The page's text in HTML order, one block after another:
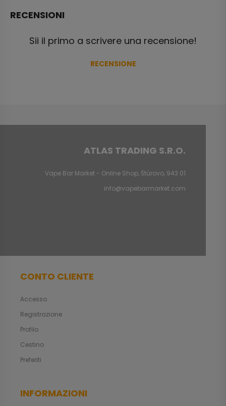
RECENSIONI
Sii il primo a scrivere una recensione!
RECENSIONE
ATLAS TRADING S.R.O.
Vape Bar Market - Online Shop, Štúrovo, 943 01
info@vapebarmarket.com
CONTO CLIENTE
Accesso
Registrazione
Profilo
Cestino
Preferiti
INFORMAZIONI